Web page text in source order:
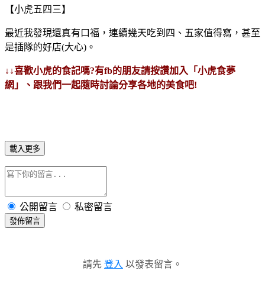
【小虎五四三】
最近我發現還真有口福，連續幾天吃到四、五家值得寫，甚至
是插隊的好店(大心)。
↓↓喜歡小虎的食記嗎?有fb的朋友請按讚加入「小虎食夢
網」、跟我們一起隨時討論分享各地的美食吧!
載入更多
公開留言 私密留言
發佈留言
請先 登入 以發表留言。